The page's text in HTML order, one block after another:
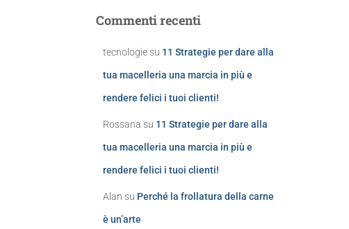
Commenti recenti
tecnologiesu 11 Strategie per dare alla
tua macelleria una marcia in più e
rendere felici i tuoi clienti!
Rossana su 11 Strategie per dare alla
tua macelleria una marcia in più e
rendere felici i tuoi clienti!
Alan su Perché la frollatura della carne
è un’arte